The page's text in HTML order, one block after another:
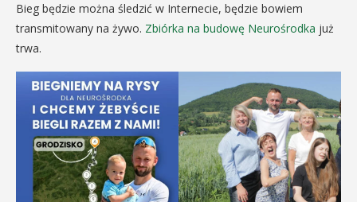
Bieg będzie można śledzić w Internecie, będzie bowiem
transmitowany na żywo. Zbiórka na budowę Neurośrodka już
trwa.